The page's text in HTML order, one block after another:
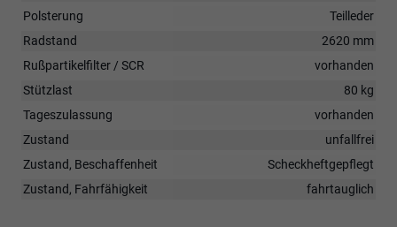
Polsterung
Teilleder
Radstand
2620 mm
Rußpartikelfilter / SCR
vorhanden
Stützlast
80 kg
Tageszulassung
vorhanden
Zustand
unfallfrei
Zustand, Beschaffenheit
Scheckheftgepflegt
Zustand, Fahrfähigkeit
fahrtauglich